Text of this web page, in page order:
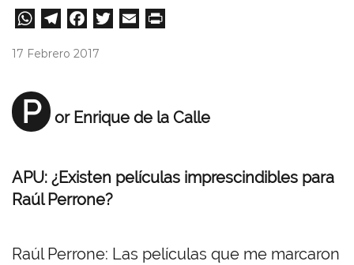
W
A
pp
Te
m
Fa
17 Febrero 2017
P or Enrique de la Calle
APU: ¿Existen películas imprescindibles para
Raúl Perrone?
Raúl Perrone: Las películas que me marcaron